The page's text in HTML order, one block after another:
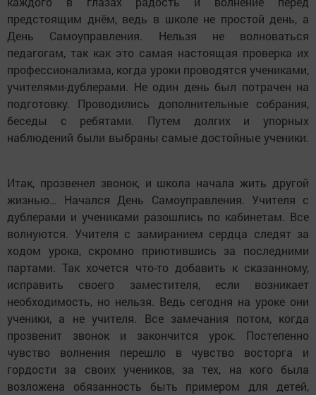
предстоящим днём, ведь в школе не простой день, а
День Самоуправления. Нельзя не волноваться
педагогам, так как это самая настоящая проверка их
профессионализма, когда уроки проводятся учениками,
учителями-дублерами. Не один день был потрачен на
подготовку. Проводились дополнительные собрания,
беседы с ребятами. Путем долгих и упорных
наблюдений были выбраны самые достойные ученики.
Итак, прозвенел звонок, и школа начала жить другой
жизнью… Начался День Самоуправления. Учителя с
дублерами и учениками разошлись по кабинетам. Все
волнуются. Учителя с замиранием сердца следят за
ходом урока, скромно приютившись за последними
партами. Так хочется что-то добавить к сказанному,
исправить своего заместителя, если возникает
необходимость, но нельзя. Ведь сегодня на уроке они
ученики, а не учителя. Все замечания потом, когда
прозвенит звонок и закончится урок. Постепенно
чувство волнения перешло в чувство восторга и
гордости за своих учеников, за тех, на кого была
возложена обязанность быть примером для детей,